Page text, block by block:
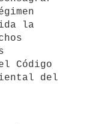
la
Código
del